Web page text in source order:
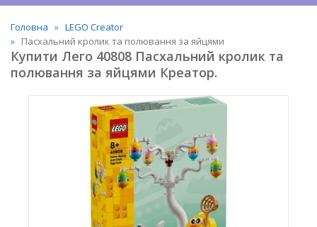
Головна
LEGO Creator
Пасхальний кролик та полювання за яйцями
Купити Лего 40808 Пасхальний кролик та
полювання за яйцями Креатор.